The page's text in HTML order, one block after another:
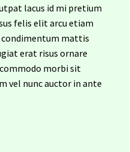
lacus id mi pretium
felis elit arcu etiam
condimentum mattis
erat risus ornare
morbi sit
vel nunc auctor in ante